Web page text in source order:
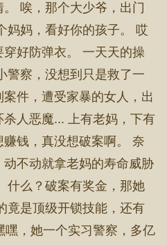
唉，那个大少爷，出门
妈妈，看好你的孩子。 哎
好防弹衣。 一天天的操
警察，没想到只是救了一
件，遭受家暴的女人，出
人恶魔... 上有老妈，下有
钱，真没想破案啊。 奈
不动就拿老妈的寿命威胁
什么？破案有奖金，那她
竟是顶级开锁技能，还有
嘿，她一个实习警察，多亿